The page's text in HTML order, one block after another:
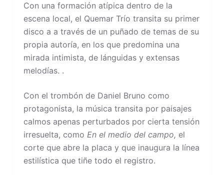
Con una formación atípica dentro de la
escena local, el Quemar Trío transita su primer
disco a a través de un puñado de temas de su
propia autoría, en los que predomina una
mirada intimista, de lánguidas y extensas
melodías. .
Con el trombón de Daniel Bruno como
protagonista, la música transita por paisajes
calmos apenas perturbados por cierta tensión
irresuelta, como En el medio del campo, el
corte que abre la placa y que inaugura la línea
estilística que tiñe todo el registro.